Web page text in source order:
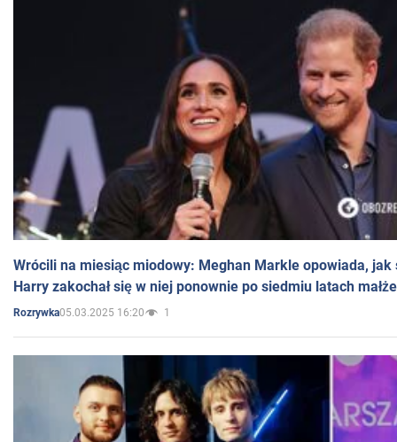
Wrócili na miesiąc miodowy: Meghan Markle opowiada, jak
Harry zakochał się w niej ponownie po siedmiu latach
Rozrywka05.03.2025 16:20 1